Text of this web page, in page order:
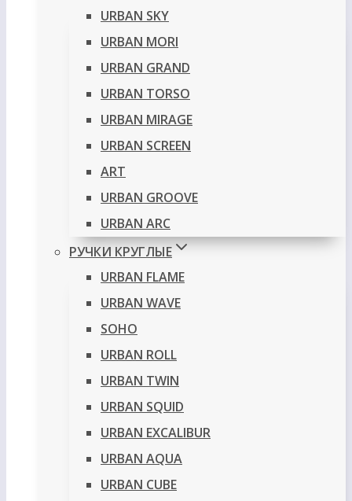
URBAN SKY
URBAN MORI
URBAN GRAND
URBAN TORSO
URBAN MIRAGE
URBAN SCREEN
ART
URBAN GROOVE
URBAN ARC
РУЧКИ КРУГЛЫЕ
URBAN FLAME
URBAN WAVE
SOHO
URBAN ROLL
URBAN TWIN
URBAN SQUID
URBAN EXCALIBUR
URBAN AQUA
URBAN CUBE